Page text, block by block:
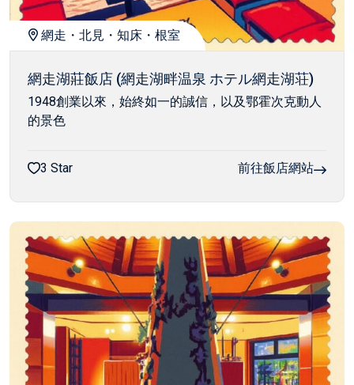
網走・北見・知床・根室
網走湖莊飯店 (網走湖畔温泉 ホテル網走湖荘)
1948創業以來，始終如一的誠信，以及鄂霍次克動人
的景色
3 Star 前往飯店網站